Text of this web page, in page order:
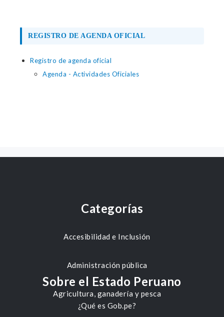
REGISTRO DE AGENDA OFICIAL
Registro de agenda oficial
Agenda - Actividades Oficiales
Categorías
Accesibilidad e Inclusión
Administración pública
Agricultura, ganadería y pesca
Sobre el Estado Peruano
¿Qué es Gob.pe?